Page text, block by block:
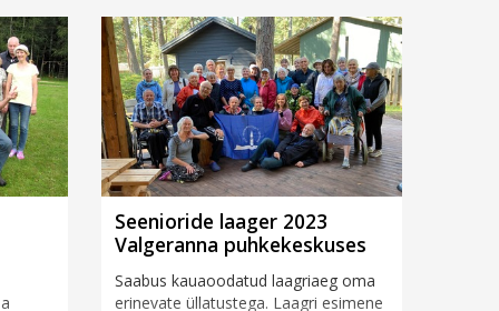
Seenioride laager 2023
Valgeranna puhkekeskuses
Saabus kauaoodatud laagriaeg oma
erinevate üllatustega. Laagri esimene